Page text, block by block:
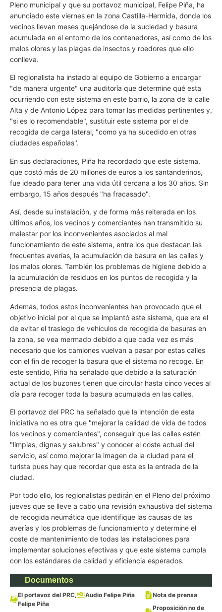
Pleno municipal y que su portavoz municipal, Felipe Piña, ha
anunciado este viernes en la zona Castilla-Hermida, donde los
vecinos llevan meses quejándose de la suciedad y basura
acumulada en el entorno de los contenedores, así como de los
malos olores y las plagas de insectos y roedores que ello
conlleva.
El regionalista ha instado al equipo de Gobierno a encargar
"de manera urgente" una auditoría que determine qué esta
ocurriendo con este sistema en este barrio, la zona de la calle
Alta y de Antonio López para tomar las medidas pertinentes y,
"si es lo recomendable", sustituir este sistema por el de
recogida de carga lateral, "como ya ha sucedido en otras
ciudades españolas".
En sus declaraciones, Piña ha recordado que este sistema,
que costó más de 20 millones de euros a los santanderinos,
fue ideado para tener una vida útil cercana a los 30 años. Sin
embargo, 15 años después "ha fracasado".
Así, desde su instalación, y de forma más reiterada en los
últimos años, los vecinos y comerciantes han transmitido su
malestar por los inconvenientes asociados al mal
funcionamiento de este sistema, entre los que destacan las
frecuentes averías, la acumulación de basura en las calles y
los malos olores. También los problemas de higiene debido a
la acumulación de residuos en los puntos de recogida y la
presencia de plagas.
Además, todos estos inconvenientes han provocado que el
objetivo inicial por el que se implantó este sistema, que era el
de evitar el trasiego de vehículos de recogida de basuras en
la zona, se vea mermado debido a que cada vez es más
necesario que los camiones vuelvan a pasar por estas calles
con el fin de recoger la basura que el sistema no recoge. En
este sentido, Piña ha señalado que debido a la saturación
actual de los buzones tienen que circular hasta cinco veces al
día para recoger toda la basura acumulada en las calles.
El portavoz del PRC ha señalado que la intención de esta
iniciativa no es otra que "mejorar la calidad de vida de todos
los vecinos y comerciantes", conseguir que las calles estén
"limpias, dignas y salubres" y conocer el coste actual del
servicio, así como mejorar la imagen de la ciudad para el
turista pues hay que recordar que esta es la entrada de la
ciudad.
Por todo ello, los regionalistas pedirán en el Pleno del próximo
jueves que se lleve a cabo una revisión exhaustiva del sistema
de recogida neumática que identifique las causas de las
averías y los problemas de funcionamiento y determine el
coste de mantenimiento de todas las instalaciones para
implementar soluciones efectivas y que este sistema cumpla
con los estándares de calidad y eficiencia esperados.
Documentos
El portavoz del PRC,
Felipe Piña
Audio Felipe Piña
Nota de prensa
Proposición no de